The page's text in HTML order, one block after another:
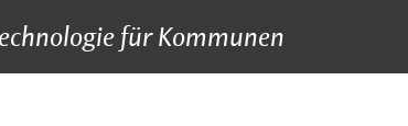
für Kommunen